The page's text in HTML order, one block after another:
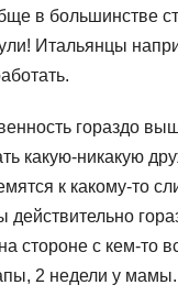
в большинстве
Итальянцы
гораздо
какую-никакую
к какому-то
действительно
стороне с кем-
2 недели у мамы.